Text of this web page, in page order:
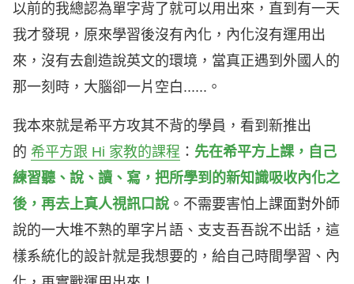
以前的我總認為單字背了就可以用出來，直到有一天
我才發現，原來學習後沒有內化，內化沒有運用出
來，沒有去創造說英文的環境，當真正遇到外國人的
那一刻時，大腦卻一片空白......。
我本來就是希平方攻其不背的學員，看到新推出
的 希平方跟 Hi 家教的課程 ： 先在希平方上課，自己
練習聽、說、讀、寫，把所學到的新知識吸收內化之
後，再去上真人視訊口說 。不需要害怕上課面對外師
說的一大堆不熟的單字片語、支支吾吾說不出話，這
樣系統化的設計就是我想要的，給自己時間學習、內